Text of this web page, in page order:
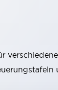
verschiedene